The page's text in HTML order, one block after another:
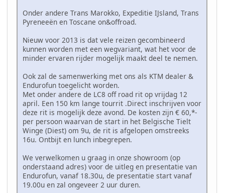
Onder andere Trans Marokko, Expeditie IJsland, Trans
Pyreneeën en Toscane on&offroad.
Nieuw voor 2013 is dat vele reizen gecombineerd
kunnen worden met een wegvariant, wat het voor de
minder ervaren rijder mogelijk maakt deel te nemen.
Ook zal de samenwerking met ons als KTM dealer &
Endurofun toegelicht worden.
Met onder andere de LC8 off road rit op vrijdag 12
april. Een 150 km lange tourrit .Direct inschrijven voor
deze rit is mogelijk deze avond. De kosten zijn € 60,*-
per persoon waarvan de start in het Belgische Tielt
Winge (Diest) om 9u, de rit is afgelopen omstreeks
16u. Ontbijt en lunch inbegrepen.
We verwelkomen u graag in onze showroom (op
onderstaand adres) voor de uitleg en presentatie van
Endurofun, vanaf 18.30u, de presentatie start vanaf
19.00u en zal ongeveer 2 uur duren.